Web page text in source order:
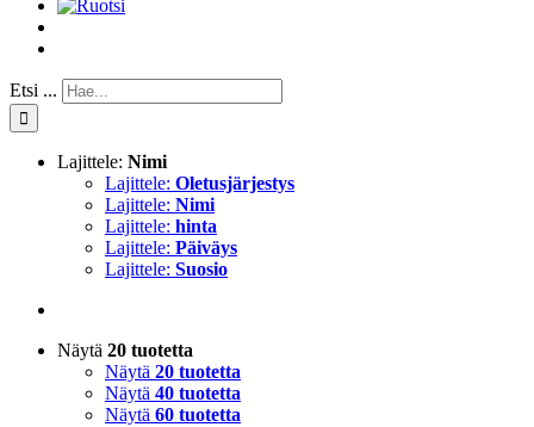
Etsi ...
Lajittele: Nimi
Lajittele: Oletusjärjestys
Lajittele: Nimi
Lajittele: hinta
Lajittele: Päiväys
Lajittele: Suosio
Näytä 20 tuotetta
Näytä 20 tuotetta
Näytä 40 tuotetta
Näytä 60 tuotetta